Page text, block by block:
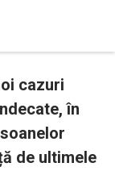
cazuri
în
de ultimele